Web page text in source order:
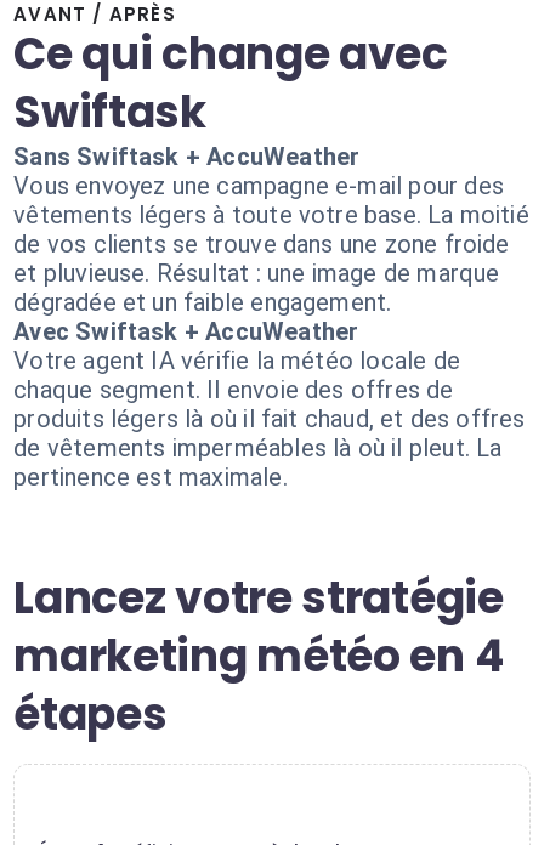
AVANT / APRÈS
Ce qui change avec
Swiftask
Sans Swiftask + AccuWeather
Vous envoyez une campagne e-mail pour des
vêtements légers à toute votre base. La moitié
de vos clients se trouve dans une zone froide
et pluvieuse. Résultat : une image de marque
dégradée et un faible engagement.
Avec Swiftask + AccuWeather
Votre agent IA vérifie la météo locale de
chaque segment. Il envoie des offres de
produits légers là où il fait chaud, et des offres
de vêtements imperméables là où il pleut. La
pertinence est maximale.
Lancez votre stratégie
marketing météo en 4
étapes